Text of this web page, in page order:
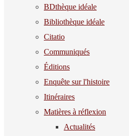
BDthèque idéale
Bibliothèque idéale
Citatio
Communiqués
Éditions
Enquête sur l'histoire
Itinéraires
Matières à réflexion
Actualités